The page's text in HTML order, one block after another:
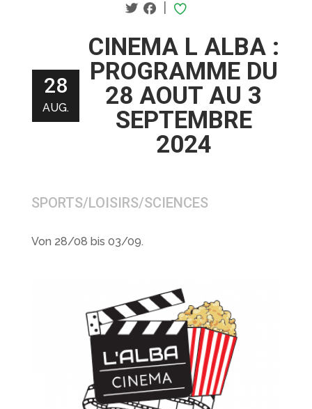
|
28
AUG.
CINEMA L ALBA :
PROGRAMME DU
28 AOUT AU 3
SEPTEMBRE
2024
SPORTS/LOISIRS/SCIENCES
Von 28/08 bis 03/09.